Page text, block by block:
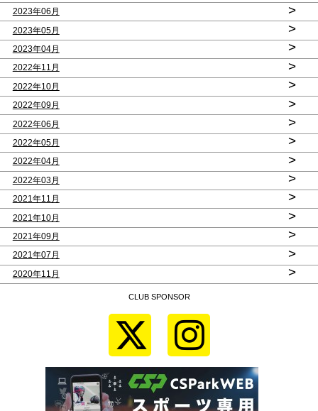
2023年06月 >
2023年05月 >
2023年04月 >
2022年11月 >
2022年10月 >
2022年09月 >
2022年06月 >
2022年05月 >
2022年04月 >
2022年03月 >
2021年11月 >
2021年10月 >
2021年09月 >
2021年07月 >
2020年11月 >
CLUB SPONSOR